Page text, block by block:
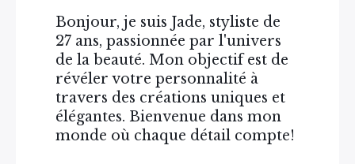
Bonjour, je suis Jade, styliste de
27 ans, passionnée par l'univers
de la beauté. Mon objectif est de
révéler votre personnalité à
travers des créations uniques et
élégantes. Bienvenue dans mon
monde où chaque détail compte!